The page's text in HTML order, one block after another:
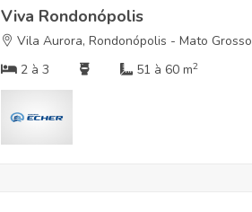
Viva Rondonópolis
Vila Aurora, Rondonópolis - Mato Grosso
2 à3 51 à 60 m2